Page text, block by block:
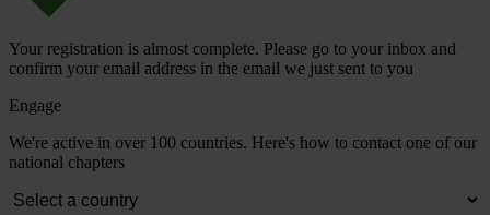
Your registration is almost complete. Please go to your inbox and
confirm your email address in the email we just sent to you
Engage
We're active in over 100 countries. Here's how to contact one of our
national chapters